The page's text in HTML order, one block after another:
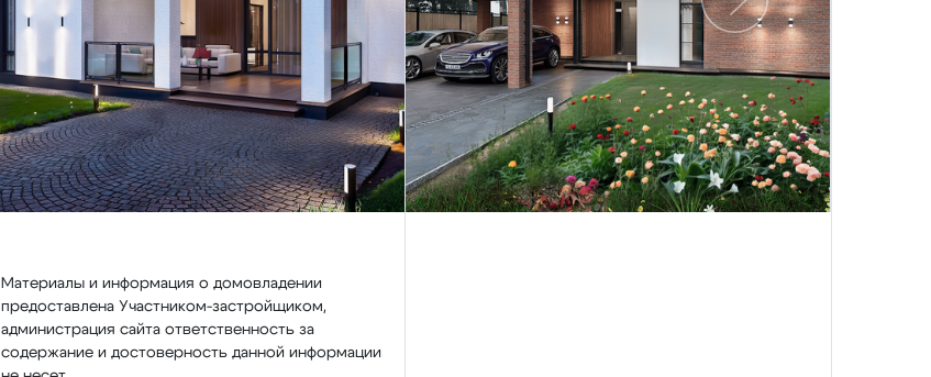
Следующий
Материалы и информация о домовладении
предоставлена Участником-застройщиком,
администрация сайта ответственность за
содержание и достоверность данной информации